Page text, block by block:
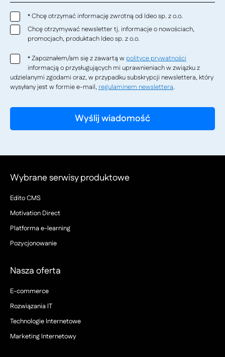
*Chcę otrzymać informację zwrotną od Ideo sp. z o.o.
Chcę otrzymywać newsletter tj. informacje o nowościach,
promocjach, produktach Ideo sp. z o.o.
*Zapoznałem/am się z zawartą w polityce prywatności
informacją o przysługujących mi uprawnieniach w związku z
udzielanymi zgodami oraz, w przypadku subskrypcji newslettera, który
wysyłany jest w formie e-mail, regulaminem newslettera.
Wybrane serwisy produktowe
Edito CMS
Motivation Direct
Platforma e-learning
Pozycjonowanie
Nasza oferta
E-commerce
Rozwiązania IT
Technologie Internetowe
Marketing Internetowy